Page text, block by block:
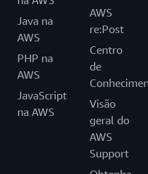
Java na
AWS
PHP na
AWS
JavaScript
na AWS
AWS
re:Post
Centro
de
Visão
geral do
AWS
Support